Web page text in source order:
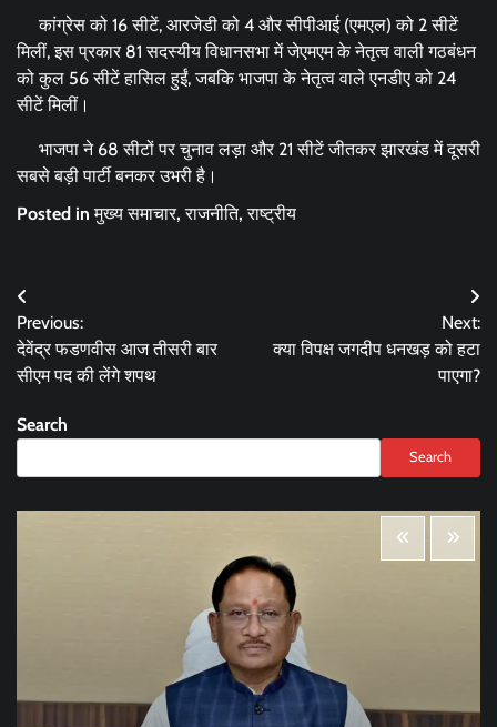
कांग्रेस को 16 सीटें, आरजेडी को 4 और सीपीआई (एमएल) को 2 सीटें
मिलीं, इस प्रकार 81 सदस्यीय विधानसभा में जेएमएम के नेतृत्व वाली गठबंधन
को कुल 56 सीटें हासिल हुईं, जबकि भाजपा के नेतृत्व वाले एनडीए को 24
सीटें मिलीं।
भाजपा ने 68 सीटों पर चुनाव लड़ा और 21 सीटें जीतकर झारखंड में दूसरी
सबसे बड़ी पार्टी बनकर उभरी है।
Posted inमुख्य समाचार,राजनीति,राष्ट्रीय
Post
navigation
Previous:
देवेंद्र फडणवीस आज तीसरी बार
सीएम पद की लेंगे शपथ
Next:
क्या विपक्ष जगदीप धनखड़ को हटा
पाएगा?
Search
Search